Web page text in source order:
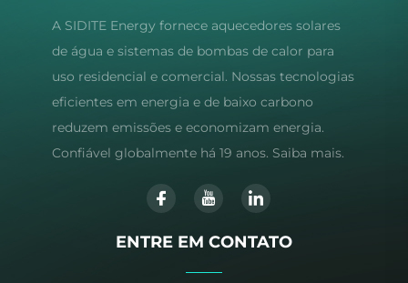
A SIDITE Energy fornece aquecedores solares
de água e sistemas de bombas de calor para
uso residencial e comercial. Nossas tecnologias
eficientes em energia e de baixo carbono
reduzem emissões e economizam energia.
Confiável globalmente há 19 anos. Saiba mais.
ENTRE EM CONTATO